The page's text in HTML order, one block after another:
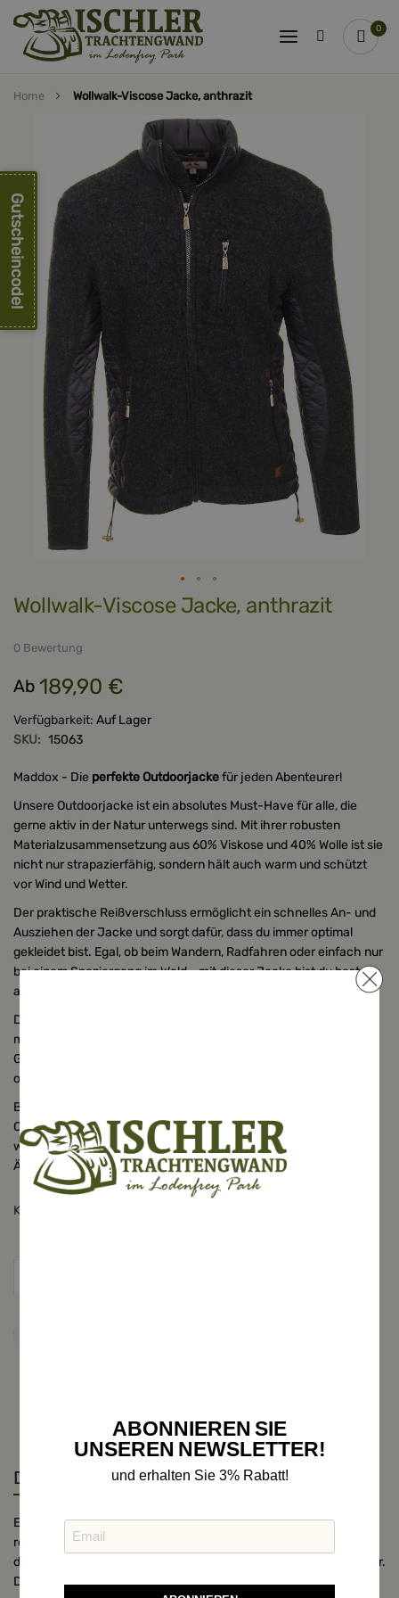
0
Home Wollwalk-Viscose Jacke, anthrazit
springen
Zum
Anfang
springen
Wollwalk-Viscose Jacke, anthrazit
0 Bewertung
Ab 189,90 €
Verfügbarkeit: Auf Lager
SKU: 15063
Maddox - Die perfekte Outdoorjackefür jeden Abenteurer!
Unsere Outdoorjacke ist ein absolutes Must-Have für alle, die
gerne aktiv in der Natur unterwegs sind. Mit ihrer robusten
Materialzusammensetzung aus 60% Viskose und 40% Wolle ist sie
nicht nur strapazierfähig, sondern hält auch warm und schützt
vor Wind und Wetter.
Der praktische Reißverschluss ermöglicht ein schnelles An- und
Ausziehen der Jacke und sorgt dafür, dass du immer optimal
gekleidet bist. Egal, ob beim Wandern, Radfahren oder einfach nur
bei einem Spaziergang im Wald - mit dieser Jacke bist du bestens
ausgestattet.
Die
modernen Look und machen sie zu einem echten Hingucker.
Gleichzeitig bietet die Outdoorjacke dank ihres Regular Fits eine
optimale Passform für jeden Körperbau.
Bei der Pflege musst du dir keine Sorgen machen - die
Outdoorjacke kann problemlos in der Schonwäsche gereinigt
werden. Das Taschenfutter besteht aus 100% Polyamid und die
Ärmel sind aus 60% Viskose und 40% Polyamid gefertigt.
Konfektionsgröße
Details
Entdecken Sie die vielseitige Outdoorjacke von Maddox! Mit
robusten Materialien und einem praktischen Reißverschluss ist
diese Jacke der perfekte Begleiter für Ihre Abenteuer in der Natur.
Die sportive Optik und der Steppeinsatz verleihen dieser Jacke
ABONNIEREN SIE
UNSEREN NEWSLETTER!
und erhalten Sie 3% Rabatt!
Gutscheincode!